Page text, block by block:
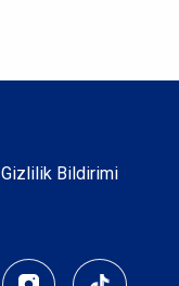
Gizlilik Bildirimi